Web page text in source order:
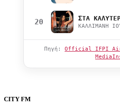
20 ΚΑΛΛΙΜΑΝΗ
Πηγή: Official IFPI
CITY FM